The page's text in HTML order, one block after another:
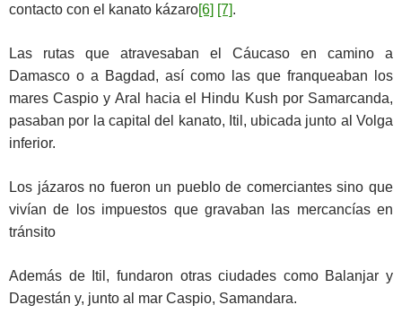
contacto con el kanato kázaro[6] [7].
Las rutas que atravesaban el Cáucaso en camino a
Damasco o a Bagdad, así como las que franqueaban los
mares Caspio y Aral hacia el Hindu Kush por Samarcanda,
pasaban por la capital del kanato, Itil, ubicada junto al Volga
inferior.
Los jázaros no fueron un pueblo de comerciantes sino que
vivían de los impuestos que gravaban las mercancías en
tránsito
Además de Itil, fundaron otras ciudades como Balanjar y
Dagestán y, junto al mar Caspio, Samandara.